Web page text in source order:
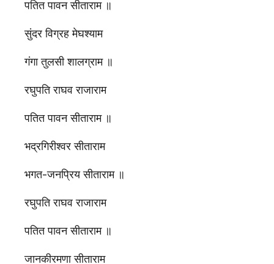
पतित पावन सीताराम ॥
सुंदर विग्रह मेघश्याम
गंगा तुलसी शालग्राम ॥
रघुपति राघव राजाराम
पतित पावन सीताराम ॥
भद्रगिरीश्वर सीताराम
भगत-जनप्रिय सीताराम ॥
रघुपति राघव राजाराम
पतित पावन सीताराम ॥
जानकीरमणा सीताराम